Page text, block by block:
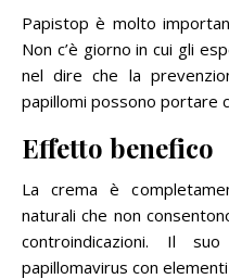
Papistop è molto
Non c’è giorno in cui gli
nel dire che la
papillomi possono portare
Effetto benefico
La crema è
naturali che non
controindicazioni. Il
papillomavirus con